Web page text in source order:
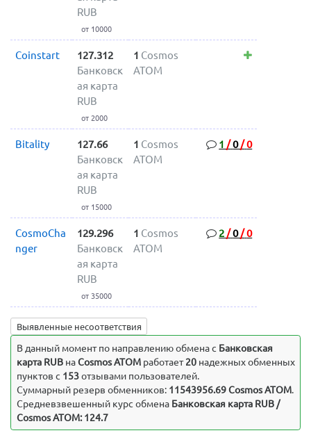
RUB
от 10000
Coinstart
127.312
Банковск
ая карта
RUB
от 2000
1 Cosmos
ATOM
Bitality
127.66
Банковск
ая карта
RUB
от 15000
1 Cosmos
ATOM
1 /0/0
CosmoCha
nger
129.296
Банковск
ая карта
RUB
от 35000
1 Cosmos
ATOM
2 /0/0
Выявленные несоответствия
В данный момент по направлению обмена c Банковская
карта RUBнаCosmos ATOMработает20надежных обменных
пунктов с 153отзывами пользователей.
Суммарный резерв обменников: 11543956.69 Cosmos ATOM.
Средневзвешенный курс обмена Банковская карта RUB /
Cosmos ATOM: 124.7